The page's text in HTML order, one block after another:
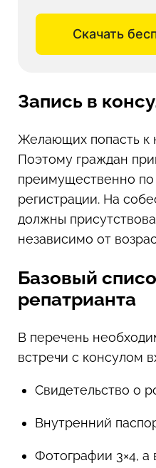
Скачать
Запись в
Желающих попасть к
Поэтому граждан
преимущественно по
регистрации. На
должны
независимо от
Базовый
репатрианта
В перечень
встречи с консулом
Свидетельство о
Внутренний
Фотографии 3×4, а